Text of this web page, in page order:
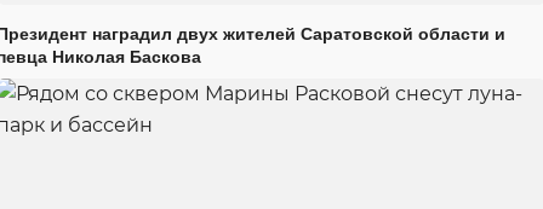
наградил двух жителей Саратовской области и
Николая Баскова